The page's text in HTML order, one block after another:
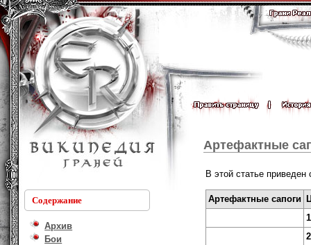
Содержание
Архив
Бои
Артефактные
В этой статье приведен
Артефактные сапоги